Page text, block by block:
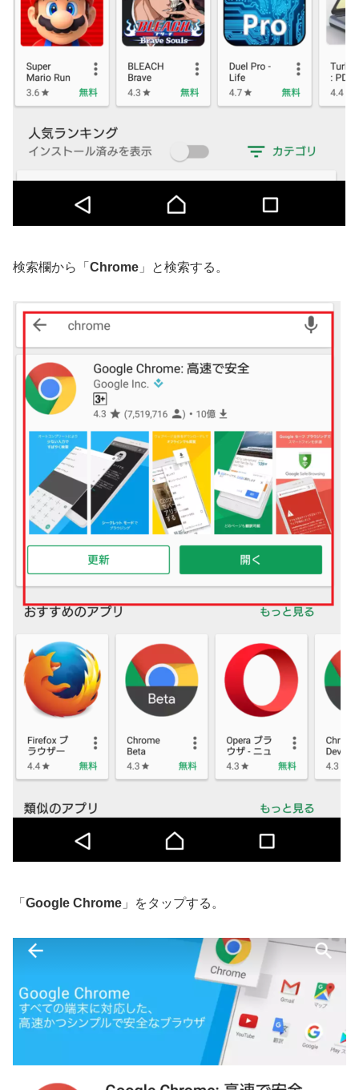
検索欄から「 Chrome 」と検索する。
「 Google Chrome 」をタップする。